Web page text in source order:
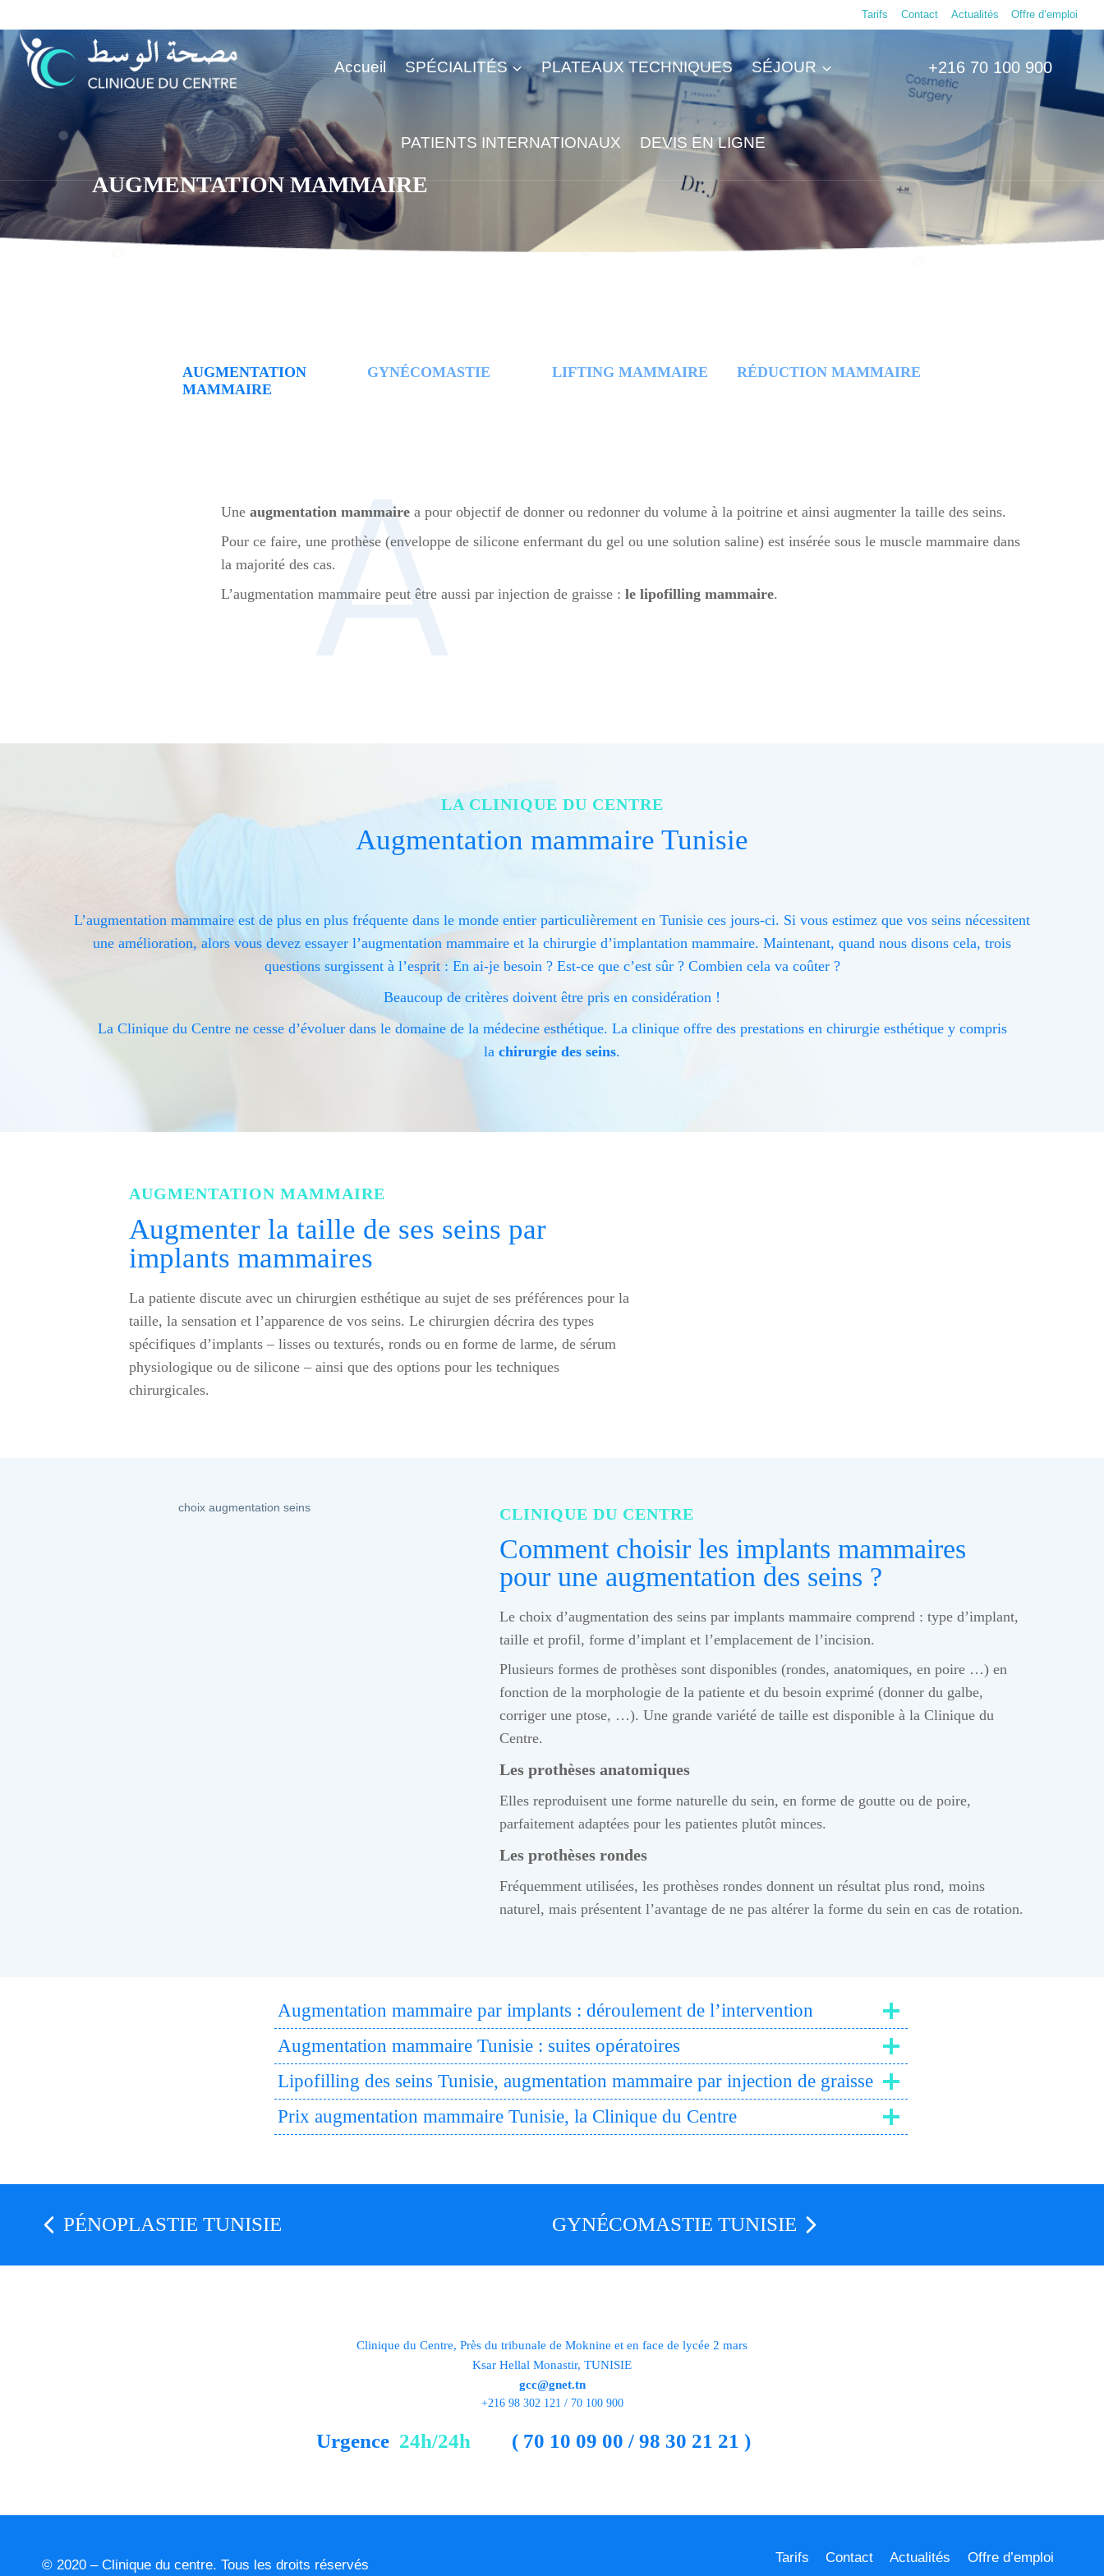
au
contenu
Tarifs Contact Actualités Offre d’emploi
Accueil SPÉCIALITÉS PLATEAUX TECHNIQUES SÉJOUR
PATIENTS INTERNATIONAUX DEVIS EN LIGNE
+216 70 100 900
AUGMENTATION MAMMAIRE
AUGMENTATION
MAMMAIRE
GYNÉCOMASTIE LIFTING MAMMAIRE RÉDUCTION MAMMAIRE
Une augmentation mammairea pour objectif de donner ou redonner du volume à la poitrine et ainsi augmenter la taille des seins.
Pour ce faire, une prothèse (enveloppe de silicone enfermant du gel ou une solution saline) est insérée sous le muscle mammaire dans
la majorité des cas.
L’augmentation mammaire peut être aussi par injection de graisse : le lipofilling mammaire.
LA CLINIQUE DU CENTRE
Augmentation mammaire Tunisie
L’augmentation mammaire est de plus en plus fréquente dans le monde entier particulièrement en Tunisie ces jours-ci. Si vous estimez que vos seins nécessitent
une amélioration, alors vous devez essayer l’augmentation mammaire et la chirurgie d’implantation mammaire. Maintenant, quand nous disons cela, trois
questions surgissent à l’esprit : En ai-je besoin ? Est-ce que c’est sûr ? Combien cela va coûter ?
Beaucoup de critères doivent être pris en considération !
La Clinique du Centre ne cesse d’évoluer dans le domaine de la médecine esthétique. La clinique offre des prestations en chirurgie esthétique y compris
la chirurgie des seins.
AUGMENTATION MAMMAIRE
Augmenter la taille de ses seins par
implants mammaires
La patiente discute avec un chirurgien esthétique au sujet de ses préférences pour la
taille, la sensation et l’apparence de vos seins. Le chirurgien décrira des types
spécifiques d’implants – lisses ou texturés, ronds ou en forme de larme, de sérum
physiologique ou de silicone – ainsi que des options pour les techniques
chirurgicales.
choix augmentation seins CLINIQUE DU CENTRE
Comment choisir les implants mammaires
pour une augmentation des seins ?
Le choix d’augmentation des seins par implants mammaire comprend : type d’implant,
taille et profil, forme d’implant et l’emplacement de l’incision.
Plusieurs formes de prothèses sont disponibles (rondes, anatomiques, en poire …) en
fonction de la morphologie de la patiente et du besoin exprimé (donner du galbe,
corriger une ptose, …). Une grande variété de taille est disponible à la Clinique du
Centre.
Les prothèses anatomiques
Elles reproduisent une forme naturelle du sein, en forme de goutte ou de poire,
parfaitement adaptées pour les patientes plutôt minces.
Les prothèses rondes
Fréquemment utilisées, les prothèses rondes donnent un résultat plus rond, moins
naturel, mais présentent l’avantage de ne pas altérer la forme du sein en cas de rotation.
Augmentation mammaire par implants : déroulement de l’intervention
Augmentation mammaire Tunisie : suites opératoires
Lipofilling des seins Tunisie, augmentation mammaire par injection de graisse
Prix augmentation mammaire Tunisie, la Clinique du Centre
PÉNOPLASTIE TUNISIE GYNÉCOMASTIE TUNISIE
Clinique du Centre, Près du tribunale de Moknine et en face de lycée 2 mars
Ksar Hellal Monastir, TUNISIE
gcc@gnet.tn
+216 98 302 121 / 70 100 900
Urgence 24h/24h ( 70 10 09 00 / 98 30 21 21 )
© 2020 – Clinique du centre. Tous les droits réservés Tarifs Contact Actualités Offre d’emploi